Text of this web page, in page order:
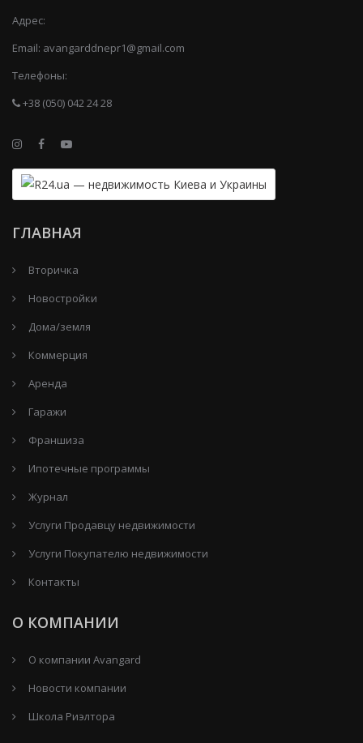
Адрес:
Email: avangarddnepr1@gmail.com
Телефоны:
+38 (050) 042 24 28
ГЛАВНАЯ
Вторичка
Новостройки
Дома/земля
Коммерция
Аренда
Гаражи
Франшиза
Ипотечные программы
Журнал
Услуги Продавцу недвижимости
Услуги Покупателю недвижимости
Контакты
О КОМПАНИИ
О компании Avangard
Новости компании
Школа Риэлтора